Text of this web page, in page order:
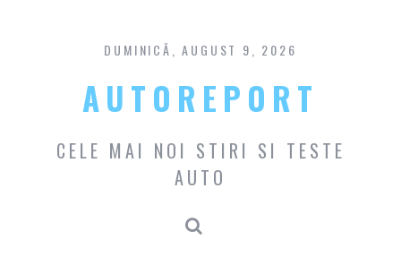
content
DUMINICĂ, AUGUST 9, 2026
AUTOREPORT
CELE MAI NOI STIRI SI TESTE
AUTO